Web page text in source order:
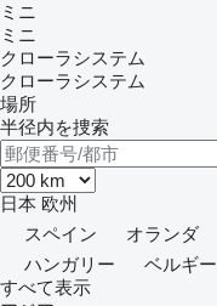
ミニ
ミニ
クローラシステム
クローラシステム
場所
半径内を捜索
日本 欧州
スペイン
オランダ
ハンガリー
ベルギー
すべて表示